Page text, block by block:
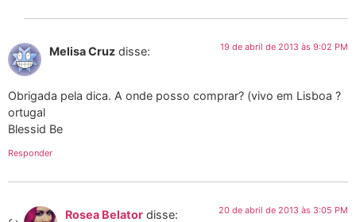
Melisa Cruz disse: 19 de abril de 2013 às 9:02 PM
Obrigada pela dica. A onde posso comprar? (vivo em Lisboa ?
ortugal
Blessid Be
Responder
Rosea Belator disse: 20 de abril de 2013 às 3:05 PM